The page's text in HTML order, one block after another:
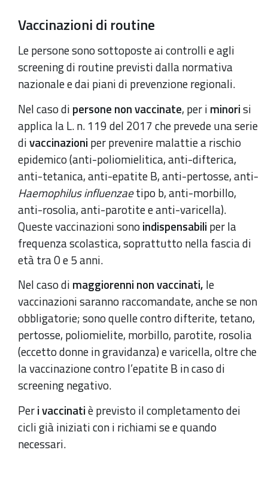
Vaccinazioni di routine
Le persone sono sottoposte ai controlli e agli
screening di routine previsti dalla normativa
nazionale e dai piani di prevenzione regionali.
Nel caso di persone non vaccinate, per i minorisi
applica la L. n. 119 del 2017 che prevede una serie
divaccinazioni per prevenire malattie a rischio
epidemico (anti-poliomielitica, anti-difterica,
anti-tetanica, anti-epatite B, anti-pertosse, anti-
Haemophilusinfluenzaetipo b, anti-morbillo,
anti-rosolia, anti-parotite e anti-varicella).
Queste vaccinazioni sonoindispensabili per la
frequenza scolastica, soprattutto nella fascia di
età tra 0 e 5 anni.
Nel caso di maggiorenni non vaccinati, le
vaccinazioni saranno raccomandate, anche se non
obbligatorie; sono quelle contro difterite, tetano,
pertosse, poliomielite, morbillo, parotite, rosolia
(eccetto donne in gravidanza) e varicella, oltre che
la vaccinazione contro l’epatite B in caso di
screening negativo.
Peri vaccinatiè previsto il completamento dei
cicli già iniziati con i richiami se e quando
necessari.